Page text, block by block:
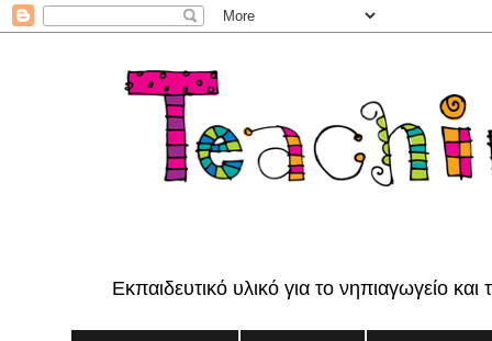
Εκπαιδευτικό υλικό για το νηπιαγωγείο και